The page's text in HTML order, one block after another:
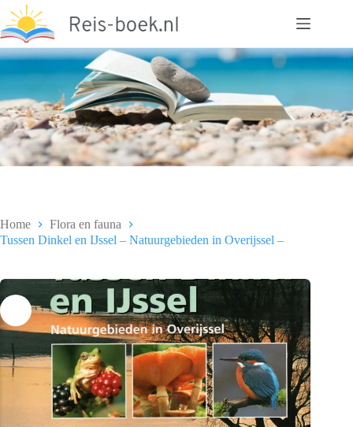
naar
de
inhoud
Home
Flora en fauna
Tussen Dinkel en IJssel – Natuurgebieden in Overijssel –